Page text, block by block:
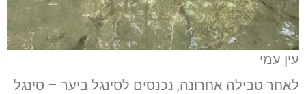
עין עמי
לאחר טבילה אחרונה, נכנסים לסינגל ביער – סינגל